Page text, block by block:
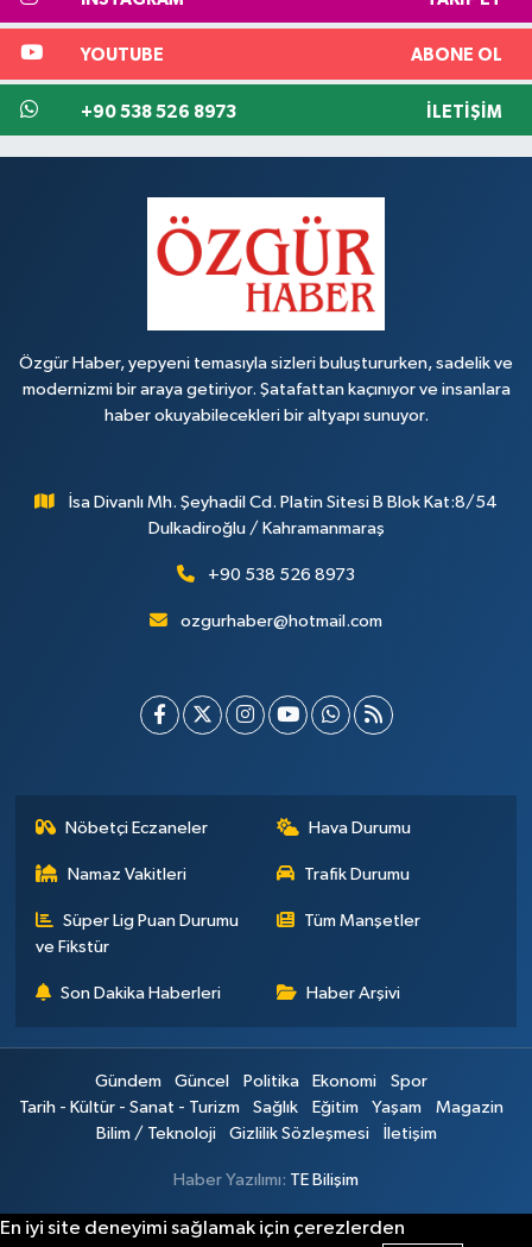
YOUTUBE ABONE OL
+90 538 526 8973 İLETIŞIM
Özgür Haber, yepyeni temasıyla sizleri buluştururken, sadelik ve
modernizmi bir araya getiriyor. Şatafattan kaçınıyor ve insanlara
haber okuyabilecekleri bir altyapı sunuyor.
İsa Divanlı Mh. Şeyhadil Cd. Platin Sitesi B Blok Kat:8/54
Dulkadiroğlu / Kahramanmaraş
+90 538 526 8973
ozgurhaber@hotmail.com
Nöbetçi Eczaneler Hava Durumu
Namaz Vakitleri Trafik Durumu
Süper Lig Puan Durumu
ve Fikstür
Tüm Manşetler
Son Dakika Haberleri Haber Arşivi
Gündem Güncel Politika Ekonomi
Spor
Tarih - Kültür - Sanat - Turizm
Sağlık Eğitim Yaşam
Magazin
Bilim / Teknoloji
Gizlilik Sözleşmesi İletişim
Haber Yazılımı: TE Bilişim
En iyi site deneyimi sağlamak için çerezlerden